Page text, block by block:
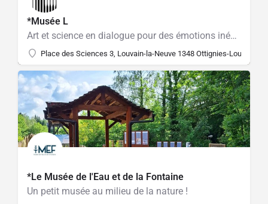
*Musée L
Art et science en dialogue pour des émotions inédites
Place des Sciences 3, Louvain-la-Neuve 1348 Ottignies-Louvain-
*Le Musée de l'Eau et de la Fontaine
Un petit musée au milieu de la nature !